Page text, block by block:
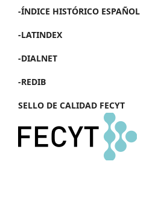
-ÍNDICE HISTÓRICO ESPAÑOL
-LATINDEX
-DIALNET
-REDIB
SELLO DE CALIDAD FECYT